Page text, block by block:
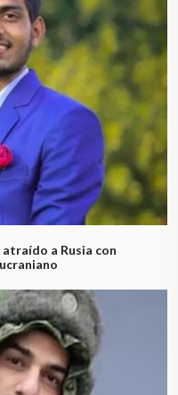
a Rusia con